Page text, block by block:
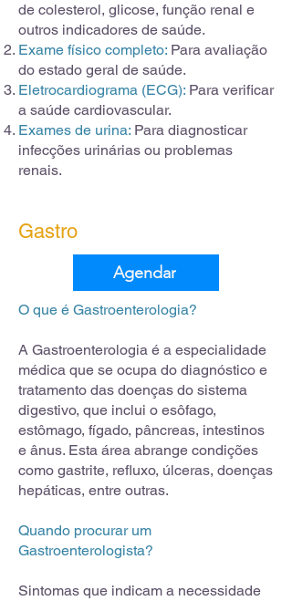
de colesterol, glicose, função renal e
outros indicadores de saúde.
Exame físico completo: Para avaliação
do estado geral de saúde.
Eletrocardiograma (ECG): Para verificar
a saúde cardiovascular.
Exames de urina: Para diagnosticar
infecções urinárias ou problemas
renais.
Gastro
Agendar
O que é Gastroenterologia?
A Gastroenterologia é a especialidade
médica que se ocupa do diagnóstico e
tratamento das doenças do sistema
digestivo, que inclui o esôfago,
estômago, fígado, pâncreas, intestinos
e ânus. Esta área abrange condições
como gastrite, refluxo, úlceras, doenças
hepáticas, entre outras.
Quando procurar um
Gastroenterologista?
Sintomas que indicam a necessidade